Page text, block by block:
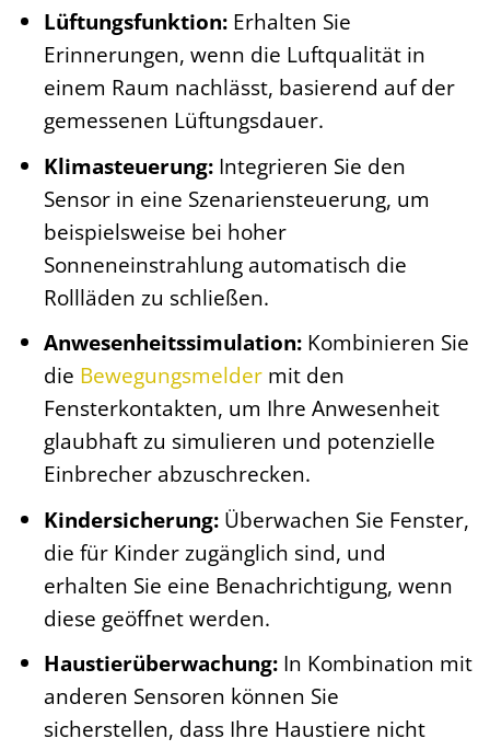
Lüftungsfunktion:Erhalten Sie
Erinnerungen, wenn die Luftqualität in
einem Raum nachlässt, basierend auf der
gemessenen Lüftungsdauer.
Klimasteuerung:Integrieren Sie den
Sensor in eine Szenariensteuerung, um
beispielsweise bei hoher
Sonneneinstrahlung automatisch die
Rollläden zu schließen.
Anwesenheitssimulation:Kombinieren Sie
die Bewegungsmeldermit den
Fensterkontakten, um Ihre Anwesenheit
glaubhaft zu simulieren und potenzielle
Einbrecher abzuschrecken.
Kindersicherung:Überwachen Sie Fenster,
die für Kinder zugänglich sind, und
erhalten Sie eine Benachrichtigung, wenn
diese geöffnet werden.
Haustierüberwachung:In Kombination mit
anderen Sensoren können Sie
sicherstellen, dass Ihre Haustiere nicht